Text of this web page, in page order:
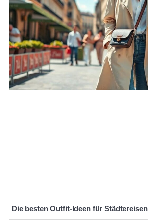
Die besten Outfit-Ideen für Städtereisen